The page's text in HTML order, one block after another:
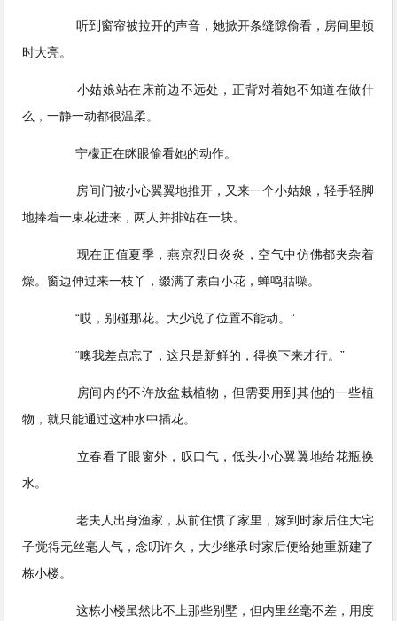
听到窗帘被拉开的声音，她掀开条缝隙偷看，房间里顿
时大亮。
小姑娘站在床前边不远处，正背对着她不知道在做什
么，一静一动都很温柔。
宁檬正在眯眼偷看她的动作。
房间门被小心翼翼地推开，又来一个小姑娘，轻手轻脚
地捧着一束花进来，两人并排站在一块。
现在正值夏季，燕京烈日炎炎，空气中仿佛都夹杂着
燥。窗边伸过来一枝丫，缀满了素白小花，蝉鸣聒噪。
“哎，别碰那花。大少说了位置不能动。”
“噢我差点忘了，这只是新鲜的，得换下来才行。”
房间内的不许放盆栽植物，但需要用到其他的一些植
物，就只能通过这种水中插花。
立春看了眼窗外，叹口气，低头小心翼翼地给花瓶换
水。
老夫人出身渔家，从前住惯了家里，嫁到时家后住大宅
子觉得无丝毫人气，念叨许久，大少继承时家后便给她重新建了
栋小楼。
这栋小楼虽然比不上那些别墅，但内里丝毫不差，用度